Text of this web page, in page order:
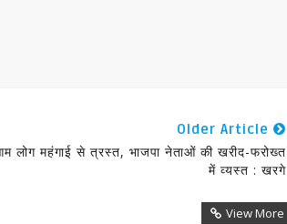
Older Article
लोग महंगाई से त्रस्त, भाजपा नेताओं की खरीद-फरोख्त
में व्यस्त : खरगे
View More